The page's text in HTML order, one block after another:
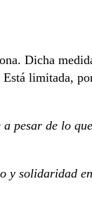
Dicha
limitada,
pesar de lo
y solidaridad